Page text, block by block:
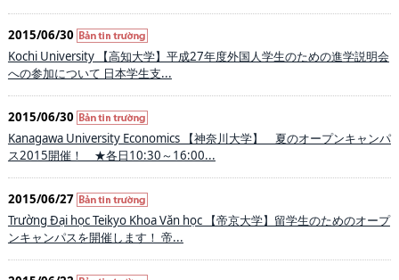
2015/06/30
Kochi University 【高知大学】平成27年度外国人学生のための進学説明会
への参加について 日本学生支...
2015/06/30
Kanagawa University Economics 【神奈川大学】 夏のオープンキャンパ
ス2015開催！ ★各日10:30～16:00...
2015/06/27
Trường Đại học Teikyo Khoa Văn học 【帝京大学】留学生のためのオープ
ンキャンパスを開催します！ 帝...